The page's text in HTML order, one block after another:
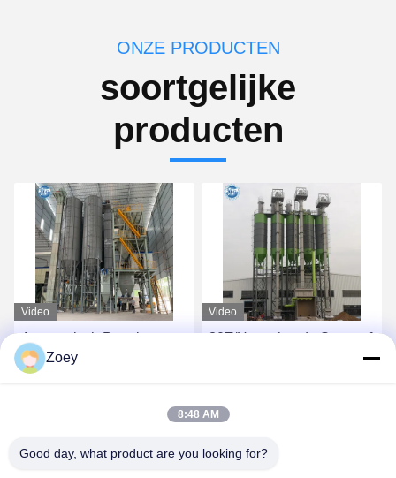
ONZE PRODUCTEN
soortgelijke
producten
Video
30T/H van het de Stopverf
de Droge Mortier van de
cementmuur van het de
Video
Volledig automatische
speciale mortelbandmixer
droog mortelmixer
Zoey
8:48 AM
Good day, what product are you looking for?